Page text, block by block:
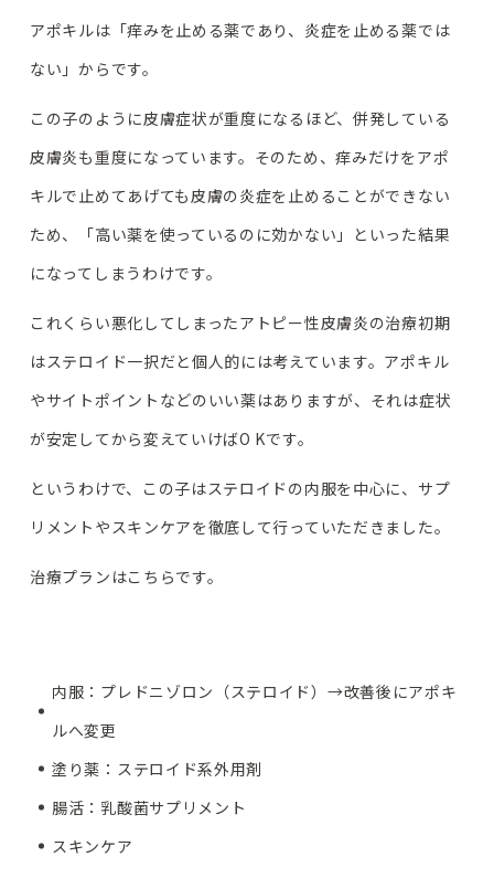
アポキルは「痒みを止める薬であり、炎症を止める薬では
ない」からです。
この子のように皮膚症状が重度になるほど、併発している
皮膚炎も重度になっています。そのため、痒みだけをアポ
キルで止めてあげても皮膚の炎症を止めることができない
ため、「高い薬を使っているのに効かない」といった結果
になってしまうわけです。
これくらい悪化してしまったアトピー性皮膚炎の治療初期
はステロイド一択だと個人的には考えています。アポキル
やサイトポイントなどのいい薬はありますが、それは症状
が安定してから変えていけばO Kです。
というわけで、この子はステロイドの内服を中心に、サプ
リメントやスキンケアを徹底して行っていただきました。
治療プランはこちらです。
内服：プレドニゾロン（ステロイド）→改善後にアポキ
ルへ変更
塗り薬：ステロイド系外用剤
腸活：乳酸菌サプリメント
スキンケア